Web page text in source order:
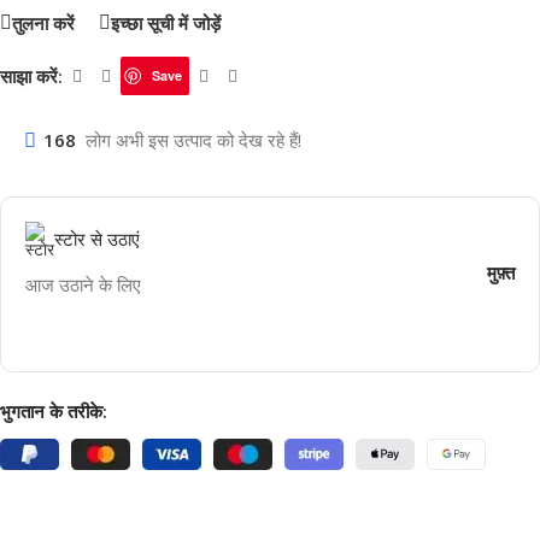
तुलना करें इच्छा सूची में जोड़ें
साझा करें: Save
168 लोग अभी इस उत्पाद को देख रहे हैं!
स्टोर से उठाएं
आज उठाने के लिए मुफ़्त
भुगतान के तरीके: